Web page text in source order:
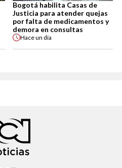
Bogotá habilita Casas de
Justicia para atender quejas
por falta de medicamentos y
demora en consultas
Haceun día